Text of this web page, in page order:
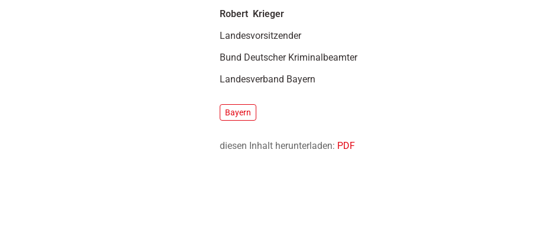
Robert Krieger
Landesvorsitzender
Bund Deutscher Kriminalbeamter
Landesverband Bayern
Bayern
diesen Inhalt herunterladen: PDF